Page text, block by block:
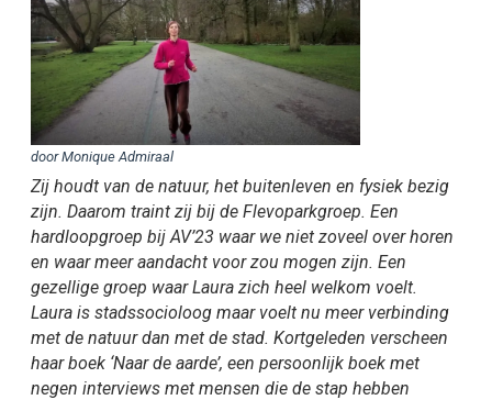
door Monique Admiraal
Zij houdt van de natuur, het buitenleven en fysiek bezig
zijn. Daarom traint zij bij de Flevoparkgroep. Een
hardloopgroep bij AV’23 waar we niet zoveel over horen
en waar meer aandacht voor zou mogen zijn. Een
gezellige groep waar Laura zich heel welkom voelt.
Laura is stadssocioloog maar voelt nu meer verbinding
met de natuur dan met de stad. Kortgeleden verscheen
haar boek ‘Naar de aarde’, een persoonlijk boek met
negen interviews met mensen die de stap hebben